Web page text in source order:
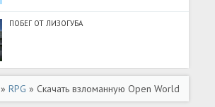
ПОБЕГ ОТ ЛИЗОГУБА
»RPG » Скачать взломанную Open World